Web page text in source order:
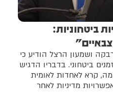
ביטחוניות:
ושמעון הרצל הודיע כי
ביטחוני. בדבריו הדגיש
קרא לאחדות לאומית
מדיניות לאחר